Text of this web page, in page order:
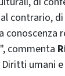
contrario,
commenta
umani